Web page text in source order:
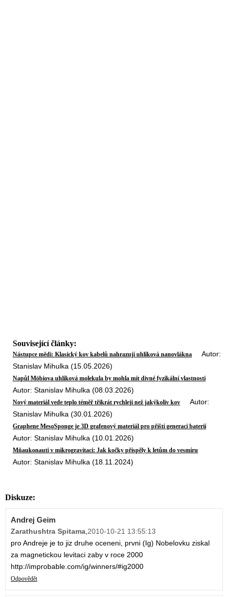
Související články:
Nástupce mědi: Klasický kov kabelů nahrazují uhlíková nanovlákna Autor:
Stanislav Mihulka (15.05.2026)
Napůl Möbiova uhlíková molekula by mohla mít divné fyzikální vlastnosti
Autor: Stanislav Mihulka (08.03.2026)
Nový materiál vede teplo téměř třikrát rychleji než jakýkoliv kov Autor:
Stanislav Mihulka (30.01.2026)
Graphene MesoSponge je 3D grafenový materiál pro příští generaci baterií
Autor: Stanislav Mihulka (10.01.2026)
Mňaukonauti v mikrogravitaci: Jak kočky přispěly k letům do vesmíru
Autor: Stanislav Mihulka (18.11.2024)
Diskuze:
Andrej Geim
Zarathushtra Spitama,2010-10-21 13:55:13
pro Andreje je to jiz druhe oceneni, prvni (Ig) Nobelovku ziskal
za magnetickou levitaci zaby v roce 2000
http://improbable.com/ig/winners/#ig2000
Odpovědět